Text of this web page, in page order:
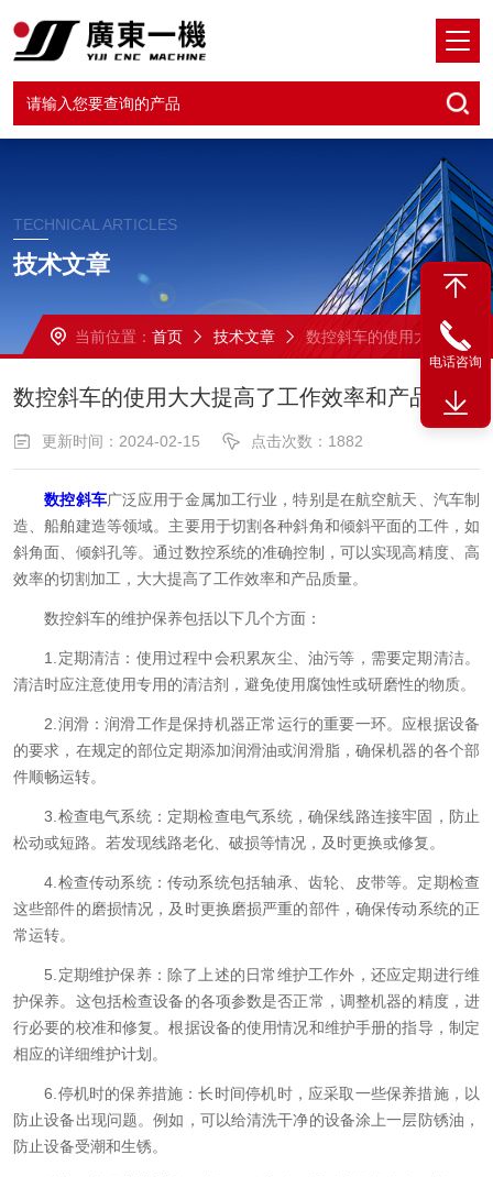
TECHNICAL ARTICLES
技术文章
当前位置： 首页 技术文章 数控斜车的使用大大提高了工作效率和产品质量
数控斜车的使用大大提高了工作效率和产品质量
更新时间：2024-02-15 点击次数：1882
数控斜车广泛应用于金属加工行业，特别是在航空航天、汽车制
造、船舶建造等领域。主要用于切割各种斜角和倾斜平面的工件，如
斜角面、倾斜孔等。通过数控系统的准确控制，可以实现高精度、高
效率的切割加工，大大提高了工作效率和产品质量。
数控斜车的维护保养包括以下几个方面：
1.定期清洁：使用过程中会积累灰尘、油污等，需要定期清洁。
清洁时应注意使用专用的清洁剂，避免使用腐蚀性或研磨性的物质。
2.润滑：润滑工作是保持机器正常运行的重要一环。应根据设备
的要求，在规定的部位定期添加润滑油或润滑脂，确保机器的各个部
件顺畅运转。
3.检查电气系统：定期检查电气系统，确保线路连接牢固，防止
松动或短路。若发现线路老化、破损等情况，及时更换或修复。
4.检查传动系统：传动系统包括轴承、齿轮、皮带等。定期检查
这些部件的磨损情况，及时更换磨损严重的部件，确保传动系统的正
常运转。
5.定期维护保养：除了上述的日常维护工作外，还应定期进行维
护保养。这包括检查设备的各项参数是否正常，调整机器的精度，进
行必要的校准和修复。根据设备的使用情况和维护手册的指导，制定
相应的详细维护计划。
6.停机时的保养措施：长时间停机时，应采取一些保养措施，以
防止设备出现问题。例如，可以给清洗干净的设备涂上一层防锈油，
防止设备受潮和生锈。
电话咨询